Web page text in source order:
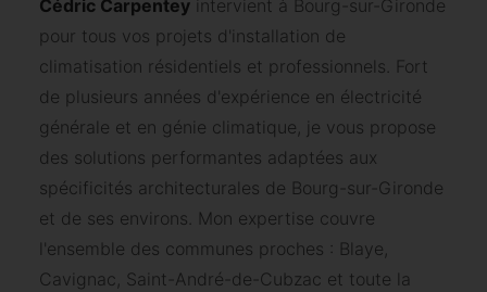
Cédric Carpentey intervient à Bourg-sur-Gironde
pour tous vos projets d'installation de
climatisation résidentiels et professionnels. Fort
de plusieurs années d'expérience en électricité
générale et en génie climatique, je vous propose
des solutions performantes adaptées aux
spécificités architecturales de Bourg-sur-Gironde
et de ses environs. Mon expertise couvre
l'ensemble des communes proches : Blaye,
Cavignac, Saint-André-de-Cubzac et toute la